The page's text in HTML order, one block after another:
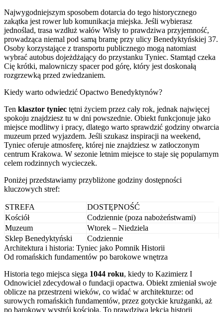
Najwygodniejszym sposobem dotarcia do tego historycznego
zakątka jest rower lub komunikacja miejska. Jeśli wybierasz
jednoślad, trasa wzdłuż wałów Wisły to prawdziwa przyjemność,
prowadząca niemal pod samą bramę przy ulicy Benedyktyńskiej 37.
Osoby korzystające z transportu publicznego mogą natomiast
wybrać autobus dojeżdżający do przystanku Tyniec. Stamtąd czeka
Cię krótki, malowniczy spacer pod górę, który jest doskonałą
rozgrzewką przed zwiedzaniem.
Kiedy warto odwiedzić Opactwo Benedyktynów?
Ten klasztor tyniec tętni życiem przez cały rok, jednak najwięcej
spokoju znajdziesz tu w dni powszednie. Obiekt funkcjonuje jako
miejsce modlitwy i pracy, dlatego warto sprawdzić godziny otwarcia
muzeum przed wyjazdem. Jeśli szukasz inspiracji na weekend,
Tyniec oferuje atmosferę, której nie znajdziesz w zatłoczonym
centrum Krakowa. W sezonie letnim miejsce to staje się popularnym
celem rodzinnych wycieczek.
Poniżej przedstawiamy przybliżone godziny dostępności
kluczowych stref:
STREFA
DOSTĘPNOŚĆ
Kościół
Codziennie (poza nabożeństwami)
Muzeum
Wtorek – Niedziela
Sklep Benedyktyński
Codziennie
Architektura i historia: Tyniec jako Pomnik Historii
Od romańskich fundamentów po barokowe wnętrza
Historia tego miejsca sięga 1044 roku, kiedy to Kazimierz I
Odnowiciel zdecydował o fundacji opactwa. Obiekt zmieniał swoje
oblicze na przestrzeni wieków, co widać w architekturze: od
surowych romańskich fundamentów, przez gotyckie krużganki, aż
po barokowy wystrój kościoła. To prawdziwa lekcja historii